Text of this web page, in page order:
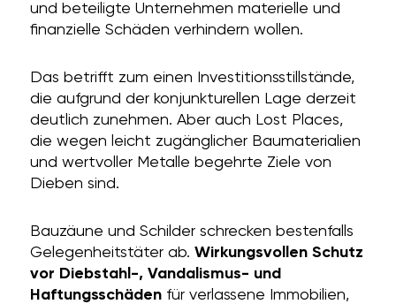
und beteiligte Unternehmen materielle und
finanzielle Schäden verhindern wollen.
Das betrifft zum einen Investitionsstillstände,
die aufgrund der konjunkturellen Lage derzeit
deutlich zunehmen. Aber auch Lost Places,
die wegen leicht zugänglicher Baumaterialien
und wertvoller Metalle begehrte Ziele von
Dieben sind.
Bauzäune und Schilder schrecken bestenfalls
Gelegenheitstäter ab.Wirkungsvollen Schutz
vor Diebstahl-, Vandalismus- und
Haftungsschäden für verlassene Immobilien,